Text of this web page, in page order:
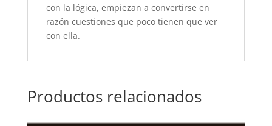
con la lógica, empiezan a convertirse en
razón cuestiones que poco tienen que ver
con ella.
Productos relacionados